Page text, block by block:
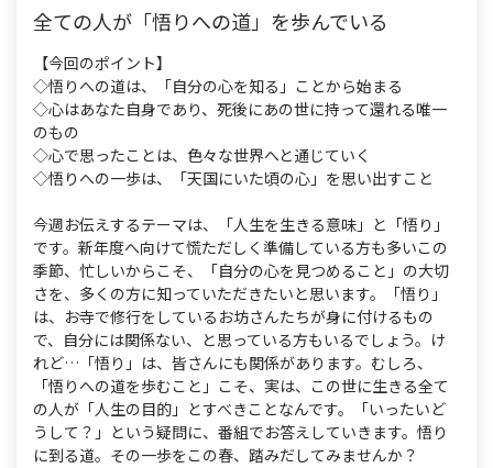
全ての人が「悟りへの道」を歩んでいる
【今回のポイント】
◇悟りへの道は、「自分の心を知る」ことから始まる
◇心はあなた自身であり、死後にあの世に持って還れる唯一
のもの
◇心で思ったことは、色々な世界へと通じていく
◇悟りへの一歩は、「天国にいた頃の心」を思い出すこと
今週お伝えするテーマは、「人生を生きる意味」と「悟り」
です。新年度へ向けて慌ただしく準備している方も多いこの
季節、忙しいからこそ、「自分の心を見つめること」の大切
さを、多くの方に知っていただきたいと思います。「悟り」
は、お寺で修行をしているお坊さんたちが身に付けるもの
で、自分には関係ない、と思っている方もいるでしょう。け
れど…「悟り」は、皆さんにも関係があります。むしろ、
「悟りへの道を歩むこと」こそ、実は、この世に生きる全て
の人が「人生の目的」とすべきことなんです。「いったいど
うして？」という疑問に、番組でお答えしていきます。悟り
に到る道。その一歩をこの春、踏みだしてみませんか？